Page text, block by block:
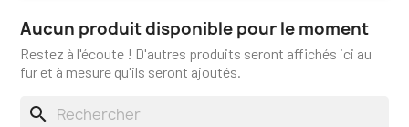
Aucun produit disponible pour le moment
Restez à l'écoute ! D'autres produits seront affichés ici au
fur et à mesure qu'ils seront ajoutés.
search